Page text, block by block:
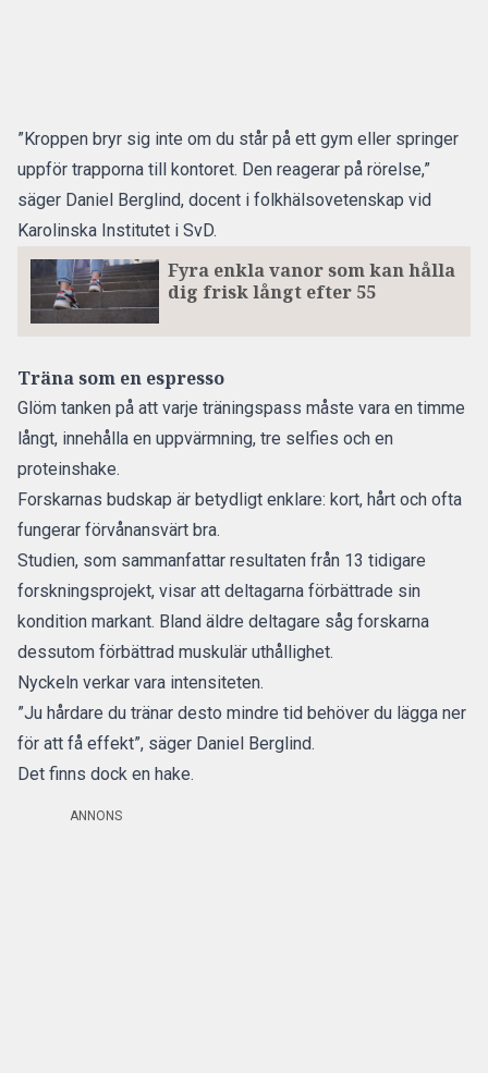
”Kroppen bryr sig inte om du står på ett gym eller springer
uppför trapporna till kontoret. Den reagerar på rörelse,”
säger Daniel Berglind, docent i folkhälsovetenskap vid
Karolinska Institutet i SvD.
Fyra enkla vanor som kan hålla
dig frisk långt efter 55
Träna som en espresso
Glöm tanken på att varje träningspass måste vara en timme
långt, innehålla en uppvärmning, tre selfies och en
proteinshake.
Forskarnas budskap är betydligt enklare: kort, hårt och ofta
fungerar förvånansvärt bra.
Studien, som sammanfattar resultaten från 13 tidigare
forskningsprojekt, visar att deltagarna förbättrade sin
kondition markant. Bland äldre deltagare såg forskarna
dessutom förbättrad muskulär uthållighet.
Nyckeln verkar vara intensiteten.
”Ju hårdare du tränar desto mindre tid behöver du lägga ner
för att få effekt”, säger Daniel Berglind.
Det finns dock en hake.
ANNONS